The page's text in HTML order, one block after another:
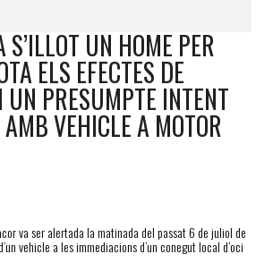
UN HOME PER
ELS EFECTES DE
UN PRESUMPTE INTENT
VEHICLE A MOTOR
va ser alertada la matinada del passat 6 de juliol de
vehicle a les immediacions d’un conegut local d’oci